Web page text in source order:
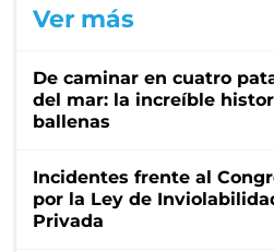
Ver más
De caminar en cuatro
del mar: la increíble
ballenas
Incidentes frente al
por la Ley de
Privada